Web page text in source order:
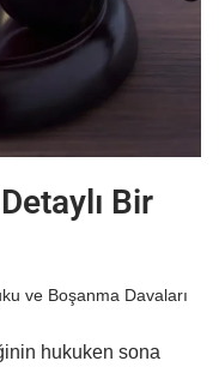
Bir
ve Boşanma Davaları
hukuken sona